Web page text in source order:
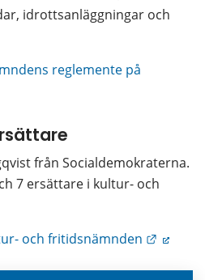
idrottsanläggningar och
reglemente på
från Socialdemokraterna.
7 ersättare i kultur- och
och fritidsnämnden
Länk